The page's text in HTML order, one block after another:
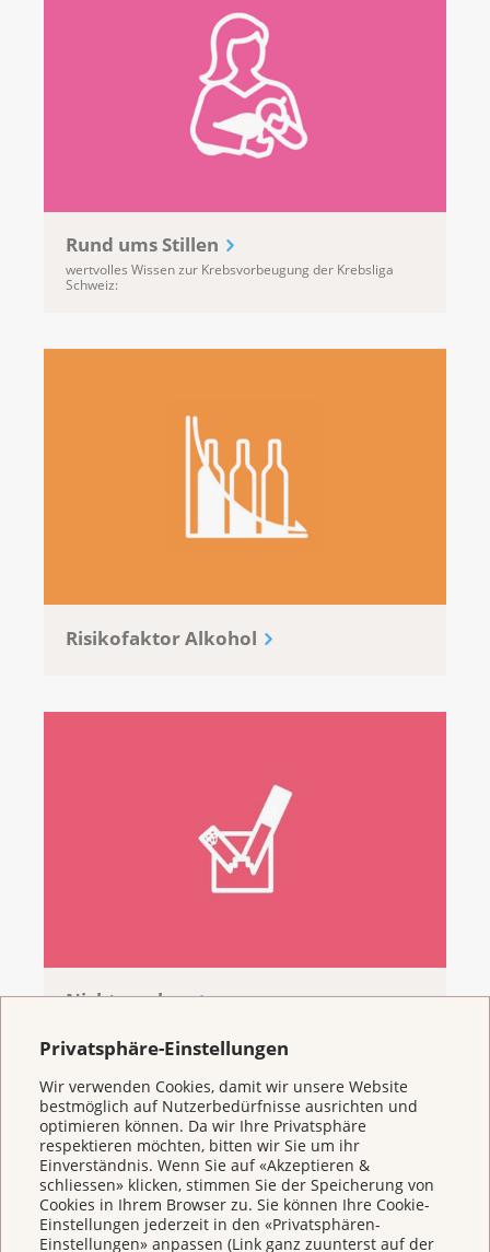
Privatsphäre-Einstellungen
Wir verwenden Cookies, damit wir unsere Website
bestmöglich auf Nutzerbedürfnisse ausrichten und
optimieren können. Da wir Ihre Privatsphäre
respektieren möchten, bitten wir Sie um ihr
Einverständnis. Wenn Sie auf «Akzeptieren &
schliessen» klicken, stimmen Sie der Speicherung von
Cookies in Ihrem Browser zu. Sie können Ihre Cookie-
Einstellungen jederzeit in den «Privatsphären-
Einstellungen» anpassen (Link ganz zuunterst auf der
Rund ums Stillen
wertvolles Wissen zur Krebsvorbeugung der Krebsliga
Schweiz:
Risikofaktor Alkohol
Nichtrauchen